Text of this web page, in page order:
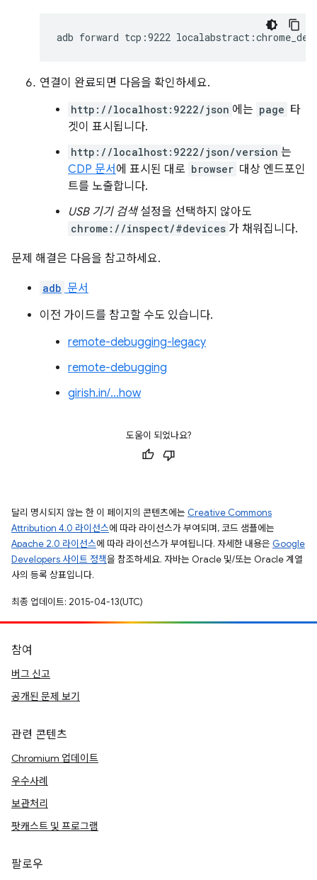
adb forward tcp:9222
연결이 완료되면 다음을 확인하세요.
http://localhost:9222/json 에는 page 타
겟이 표시됩니다.
http://localhost:9222/json/version 는
CDP 문서 에 표시된 대로 browser 대상 엔드포인
트를 노출합니다.
USB 기기 검색설정을 선택하지 않아도
chrome://inspect/#devices 가 채워집니다.
문제 해결은 다음을 참고하세요.
adb 문서
이전 가이드를 참고할 수도 있습니다.
remote-debugging-legacy
remote-debugging
girish.in/…how
도움이 되었나요?
달리 명시되지 않는 한 이 페이지의 콘텐츠에는 Creative Commons
Attribution 4.0 라이선스에 따라 라이선스가 부여되며, 코드 샘플에는
Apache 2.0 라이선스에 따라 라이선스가 부여됩니다. 자세한 내용은 Google
Developers 사이트 정책을 참조하세요. 자바는 Oracle 및/또는 Oracle 계열
사의 등록 상표입니다.
최종 업데이트: 2015-04-13(UTC)
참여
버그 신고
공개된 문제 보기
관련 콘텐츠
Chromium 업데이트
우수사례
보관처리
팟캐스트 및 프로그램
팔로우